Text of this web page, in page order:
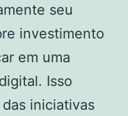
seu
investimento
em uma
Isso
iniciativas